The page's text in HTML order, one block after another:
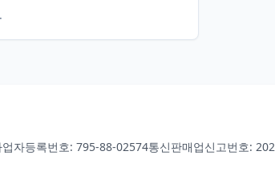
업자등록번호: 795-88-02574통신판매업신고번호: